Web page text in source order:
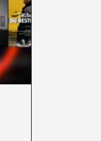
Stefanie Rossier